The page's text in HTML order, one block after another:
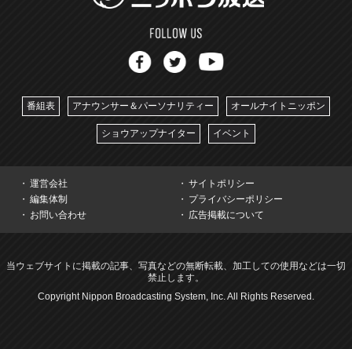
番組表 アナウンサー＆パーソナリティー オールナイトニッポン
ショウアップナイター イベント
運営会社
サイトポリシー
編集体制
プライバシーポリシー
お問い合わせ
広告掲載について
当ウェブサイトに掲載の記事、写真などの無断転載、加工しての使用などは一切
禁止します。
Copyright Nippon Broadcasting System, Inc. All Rights Reserved.